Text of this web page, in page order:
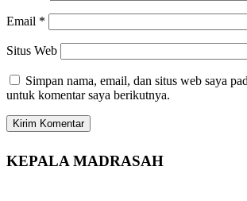
Email *
Situs Web
Simpan nama, email, dan situs web saya
untuk komentar saya berikutnya.
KEPALA MADRASAH